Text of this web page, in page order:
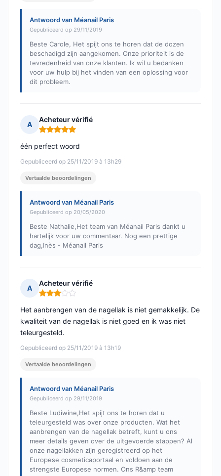
Antwoord van Méanail Paris
Gepubliceerd op 29/11/2019
Beste Carole, Het spijt ons te horen dat de dozen
beschadigd zijn aangekomen. Onze prioriteit is de
tevredenheid van onze klanten. Ik wil u bedanken
voor uw hulp bij het vinden van een oplossing voor
dit probleem.
A
Acheteur vérifié
Opmerking: 5 van 5
Gepubliceerd op 25/11/2019 à 13h29
één perfect woord
Vertaalde beoordelingen
Antwoord van Méanail Paris
Gepubliceerd op 20/05/2020
Beste Nathalie,Het team van Méanail Paris dankt u
hartelijk voor uw commentaar. Nog een prettige
dag,Inès - Méanail Paris
A
Acheteur vérifié
Opmerking: 3 van 5
Gepubliceerd op 25/11/2019 à 13h19
Het aanbrengen van de nagellak is niet gemakkelijk. De
kwaliteit van de nagellak is niet goed en ik was niet
teleurgesteld.
Vertaalde beoordelingen
Antwoord van Méanail Paris
Gepubliceerd op 29/11/2019
Beste Ludiwine,Het spijt ons te horen dat u
teleurgesteld was over onze producten. Wat het
aanbrengen van de nagellak betreft, kunt u ons
meer details geven over de uitgevoerde stappen? Al
onze nagellakken zijn geregistreerd op het
Europese cosmeticaportaal en voldoen aan de
strengste Europese normen. Ons R&amp team